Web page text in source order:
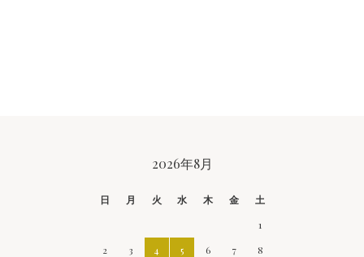
2026年8月
日 月 火 水 木 金
土
1
2
3 4 5 6 7
8